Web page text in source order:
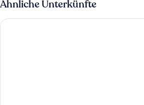
Ähnliche Unterkünfte
Pacific Shores Inn on Pacific Beach